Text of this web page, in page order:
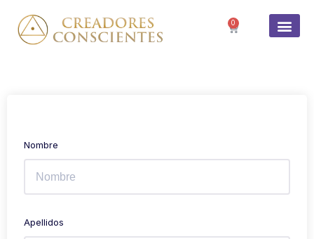
0
Nombre
Apellidos